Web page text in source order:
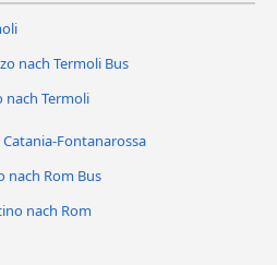
nach Termoli Bus
nach Termoli
Fontanarossa
nach Rom Bus
nach Rom